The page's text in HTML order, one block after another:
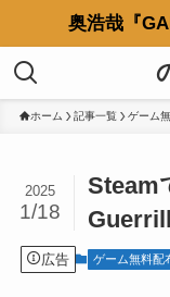
奥浩哉『
ホーム 記事一覧 ゲーム
Steam
2025
1/18
広告 ゲーム無料配